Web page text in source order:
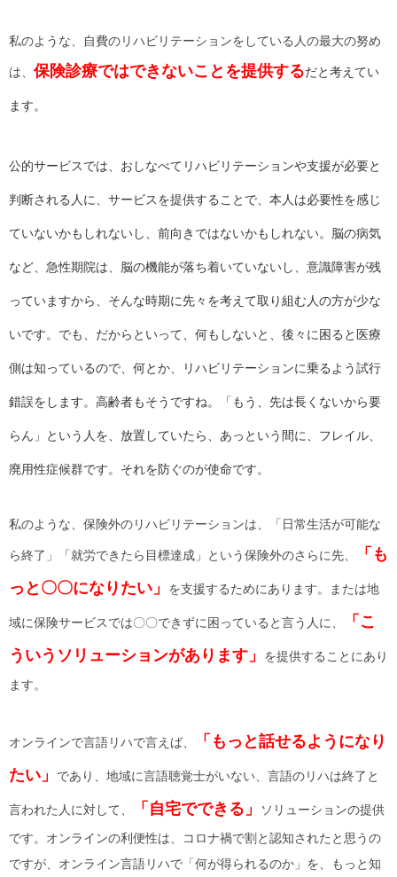
私のような、自費のリハビリテーションをしている人の最大の努め
は、 保険診療ではできないことを提供するだと考えてい
ます。
公的サービスでは、おしなべてリハビリテーションや支援が必要と
判断される人に、サービスを提供することで、本人は必要性を感じ
ていないかもしれないし、前向きではないかもしれない。脳の病気
など、急性期院は、脳の機能が落ち着いていないし、意識障害が残
っていますから、そんな時期に先々を考えて取り組む人の方が少な
いです。でも、だからといって、何もしないと、後々に困ると医療
側は知っているので、何とか、リハビリテーションに乗るよう試行
錯誤をします。高齢者もそうですね。「もう、先は長くないから要
らん」という人を、放置していたら、あっという間に、フレイル、
廃用性症候群です。それを防ぐのが使命です。
私のような、保険外のリハビリテーションは、「日常生活が可能な
ら終了」「就労できたら目標達成」という保険外のさらに先、
「も
っと〇〇になりたい」
を支援するためにあります。または地
域に保険サービスでは〇〇できずに困っていると言う人に、
「こ
ういうソリューションがあります」
を提供することにあり
ます。
オンラインで言語リハで言えば、
「もっと話せるようになり
たい」
であり、地域に言語聴覚士がいない、言語のリハは終了と
言われた人に対して、 「自宅でできる」
ソリューションの提供
です。オンラインの利便性は、コロナ禍で割と認知されたと思うの
ですが、オンライン言語リハで「何が得られるのか」を、もっと知